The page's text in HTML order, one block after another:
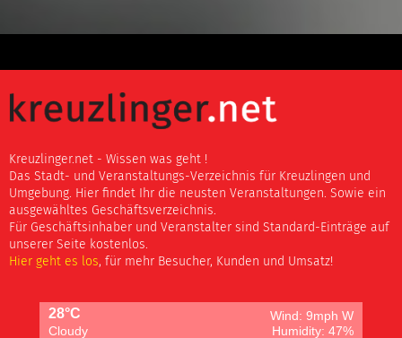
Kreuzlinger.net - Wissen was geht !
Das Stadt- und Veranstaltungs-Verzeichnis für Kreuzlingen und
Umgebung. Hier findet Ihr die neusten Veranstaltungen. Sowie ein
ausgewähltes Geschäftsverzeichnis.
Für Geschäftsinhaber und Veranstalter sind Standard-Einträge auf
unserer Seite kostenlos.
Hier geht es los, für mehr Besucher, Kunden und Umsatz!
28°C
Wind: 9mph W
Cloudy
Humidity: 47%